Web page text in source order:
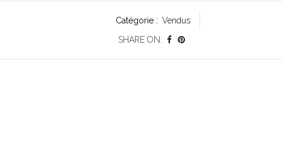
Catégorie : Vendus
SHARE ON: